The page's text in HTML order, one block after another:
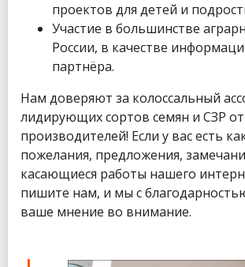
проектов для детей и
Участие в большинстве
России, в качестве
партнёра.
Нам доверяют за колоссальный
лидирующих сортов семян и СЗР
производителей! Если у вас есть
пожелания, предложения,
касающиеся работы нашего
пишите нам, и мы с
ваше мнение во внимание.